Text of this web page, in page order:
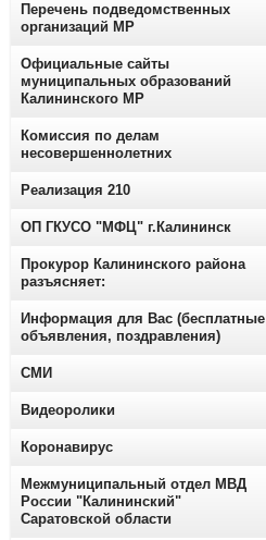
Перечень подведомственных
организаций МР
Официальные сайты
муниципальных образований
Калининского МР
Комиссия по делам
несовершеннолетних
Реализация 210
ОП ГКУСО "МФЦ" г.Калининск
Прокурор Калининского района
разъясняет:
Информация для Вас (бесплатные
объявления, поздравления)
СМИ
Видеоролики
Коронавирус
Межмуниципальный отдел МВД
России "Калининский"
Саратовской области